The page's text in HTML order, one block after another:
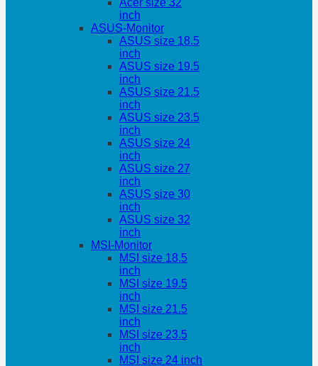
Acer size 32
inch
ASUS-Monitor
ASUS size 18.5
inch
ASUS size 19.5
inch
ASUS size 21.5
inch
ASUS size 23.5
inch
ASUS size 24
inch
ASUS size 27
inch
ASUS size 30
inch
ASUS size 32
inch
MSI-Monitor
MSI size 18.5
inch
MSI size 19.5
inch
MSI size 21.5
inch
MSI size 23.5
inch
MSI size 24 inch